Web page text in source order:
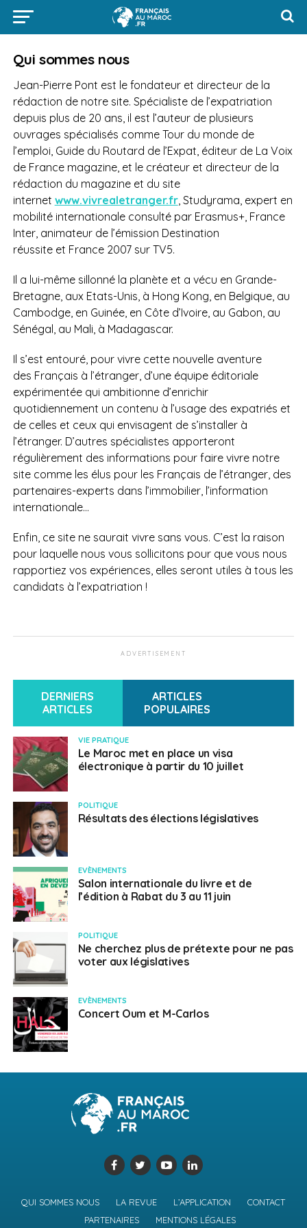
Qui sommes nous
Jean-Pierre Pont est le fondateur et directeur de la
rédaction de notre site. Spécialiste de l’expatriation
depuis plus de 20 ans, il est l’auteur de plusieurs
ouvrages spécialisés comme Tour du monde de
l’emploi, Guide du Routard de l’Expat, éditeur de La Voix
de France magazine, et le créateur et directeur de la
rédaction du magazine et du site
internet www.vivrealetranger.fr, Studyrama, expert en
mobilité internationale consulté par Erasmus+, France
Inter, animateur de l’émission Destination
réussite et France 2007 sur TV5.
Il a lui-même sillonné la planète et a vécu en Grande-
Bretagne, aux Etats-Unis, à Hong Kong, en Belgique, au
Cambodge, en Guinée, en Côte d’Ivoire, au Gabon, au
Sénégal, au Mali, à Madagascar.
Il s’est entouré, pour vivre cette nouvelle aventure
des Français à l’étranger, d’une équipe éditoriale
expérimentée qui ambitionne d’enrichir
quotidiennement un contenu à l’usage des expatriés et
de celles et ceux qui envisagent de s’installer à
l’étranger. D’autres spécialistes apporteront
régulièrement des informations pour faire vivre notre
site comme les élus pour les Français de l’étranger, des
partenaires-experts dans l’immobilier, l’information
internationale…
Enfin, ce site ne saurait vivre sans vous. C’est la raison
pour laquelle nous vous sollicitons pour que vous nous
rapportiez vos expériences, elles seront utiles à tous les
candidats à l’expatriation !
ADVERTISEMENT
DERNIERS
ARTICLES
ARTICLES
POPULAIRES
VIE PRATIQUE
Le Maroc met en place un visa
électronique à partir du 10 juillet
POLITIQUE
Résultats des élections législatives
EVÈNEMENTS
Salon internationale du livre et de
l’édition à Rabat du 3 au 11 juin
POLITIQUE
Ne cherchez plus de prétexte pour ne pas
voter aux législatives
EVÈNEMENTS
Concert Oum et M-Carlos
QUI SOMMES NOUS LA REVUE L’APPLICATION
CONTACT
PARTENAIRES
MENTIONS LÉGALES